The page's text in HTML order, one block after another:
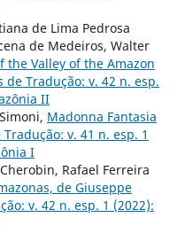
de Lima Pedrosa
de Medeiros, Walter
the Valley of the Amazon
de Tradução: v. 42 n. esp.
II
Madonna Fantasia
v. 41 n. esp. 1
I
Rafael Ferreira
de Giuseppe
v. 42 n. esp. 1 (2022):